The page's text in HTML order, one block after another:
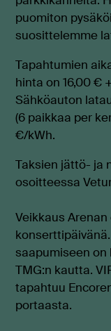
puomiton
suosittelemme
Tapahtumien
hinta on 16,00 €
Sähköauton
(6 paikkaa per
€/kWh.
Taksien jättö- ja
osoitteessa
Veikkaus
saapumiseen
TMG:n kautta.
tapahtuu
portaasta.